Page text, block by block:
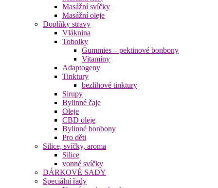
Masážní svíčky
Masážní oleje
Doplňky stravy
Vláknina
Tobolky
Gummies – pektinové bonbony
Vitamíny
Adaptogeny
Tinktury
bezlihové tinktury
Sirupy
Bylinné čaje
Oleje
CBD oleje
Bylinné bonbony
Pro děti
Silice, svíčky, aroma
Silice
vonné svíčky
DÁRKOVÉ SADY
Speciální řady